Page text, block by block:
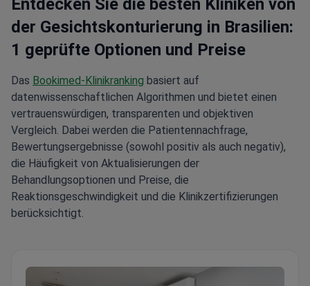
Entdecken Sie die besten Kliniken von
der Gesichtskonturierung in Brasilien:
1 geprüfte Optionen und Preise
Das Bookimed-Klinikranking basiert auf
datenwissenschaftlichen Algorithmen und bietet einen
vertrauenswürdigen, transparenten und objektiven
Vergleich. Dabei werden die Patientennachfrage,
Bewertungsergebnisse (sowohl positiv als auch negativ),
die Häufigkeit von Aktualisierungen der
Behandlungsoptionen und Preise, die
Reaktionsgeschwindigkeit und die Klinikzertifizierungen
berücksichtigt.